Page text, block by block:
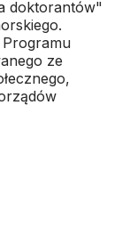
doktorantów"
ze